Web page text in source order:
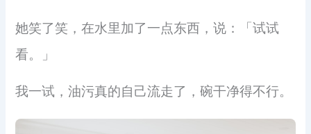
她笑了笑，在水里加了一点东西，说：「试试
看。」
我一试，油污真的自己流走了，碗干净得不行。